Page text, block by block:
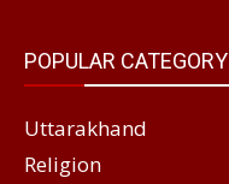
POPULAR CATEGORY
Uttarakhand
Religion